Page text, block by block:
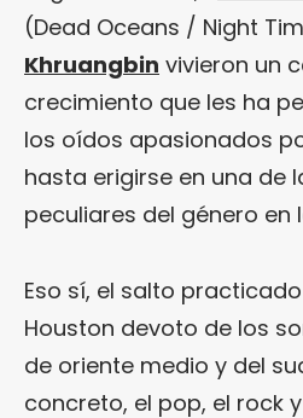
(Dead Oceans / Night
Khruangbin vivieron un
crecimiento que les ha
los oídos apasionados
hasta erigirse en una de
peculiares del género en
Eso sí, el salto
Houston devoto de los
de oriente medio y del
concreto, el pop, el rock